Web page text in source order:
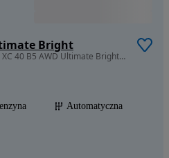
Bright
1969 cm3 • 250 KM • 2025 Volvo XC 40 B5 AWD Ultimate Bright jak nowy, idealny stan
Automatyczna